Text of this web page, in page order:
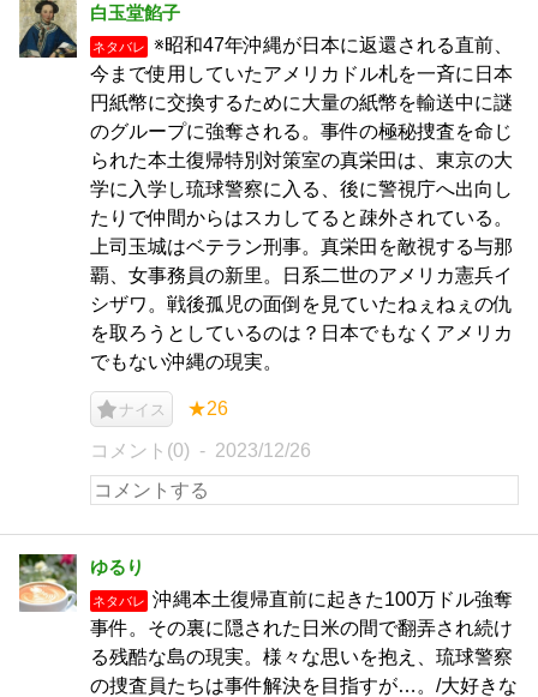
白玉堂餡子
ネタバレ
※昭和47年沖縄が日本に返還される直前、
今まで使用していたアメリカドル札を一斉に日本
円紙幣に交換するために大量の紙幣を輸送中に謎
のグループに強奪される。事件の極秘捜査を命じ
られた本土復帰特別対策室の真栄田は、東京の大
学に入学し琉球警察に入る、後に警視庁へ出向し
たりで仲間からはスカしてると疎外されている。
上司玉城はベテラン刑事。真栄田を敵視する与那
覇、女事務員の新里。日系二世のアメリカ憲兵イ
シザワ。戦後孤児の面倒を見ていたねぇねぇの仇
を取ろうとしているのは？日本でもなくアメリカ
でもない沖縄の現実。
ナイス ★26
コメント(0) 2023/12/26
ゆるり
ネタバレ
沖縄本土復帰直前に起きた100万ドル強奪
事件。その裏に隠された日米の間で翻弄され続け
る残酷な島の現実。様々な思いを抱え、琉球警察
の捜査員たちは事件解決を目指すが…。/大好きな